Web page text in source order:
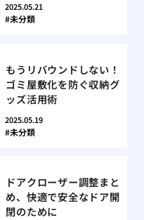
2025.05.21
未分類
もうリバウンドしない！
ゴミ屋敷化を防ぐ収納グ
ッズ活用術
2025.05.19
未分類
ドアクローザー調整まと
め、快適で安全なドア開
閉のために